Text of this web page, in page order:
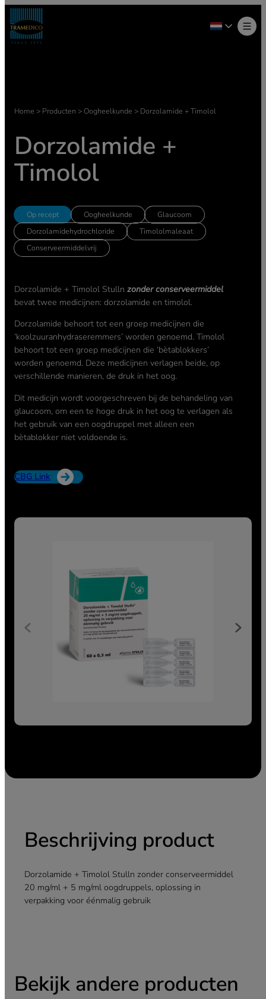
Ga
naar
de
Home > Producten > Oogheelkunde > Dorzolamide + Timolol
Dorzolamide +
Timolol
Op recept Oogheelkunde
Glaucoom
Dorzolamidehydrochloride
Timololmaleaat
Conserveermiddelvrij
Dorzolamide + Timolol Stullnzonder conserveermiddel
bevat twee medicijnen: dorzolamide en timolol.
Dorzolamide behoort tot een groep medicijnen die
‘koolzuuranhydraseremmers’ worden genoemd. Timolol
behoort tot een groep medicijnen die ‘bètablokkers’
worden genoemd. Deze medicijnen verlagen beide, op
verschillende manieren, de druk in het oog.
Dit medicijn wordt voorgeschreven bij de behandeling van
glaucoom, om een te hoge druk in het oog te verlagen als
het gebruik van een oogdruppel met alleen een
bètablokker niet voldoende is.
CBG Link
Beschrijving product
Dorzolamide + Timolol Stulln zonder conserveermiddel
20 mg/ml + 5 mg/ml oogdruppels, oplossing in
verpakking voor éénmalig gebruik
Bekijk andere producten